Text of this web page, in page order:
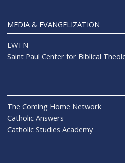
MEDIA & EVANGELIZATION
EWTN
Saint Paul Center for Biblical
The Coming Home Network
Catholic Answers
Catholic Studies Academy